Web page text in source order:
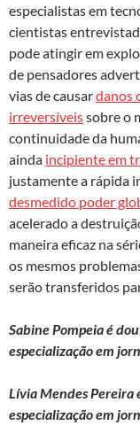
especialistas em
cientistas
pode atingir em
de pensadores
vias de causardanos
irreversíveissobre o
continuidade da
ainda incipiente em
justamente a rápida
desmedido poder
acelerado a
maneira eficaz na
os mesmos
serão transferidos
Sabine Pompeiaé
especialização em
Lívia Mendes Pereira
especialização em